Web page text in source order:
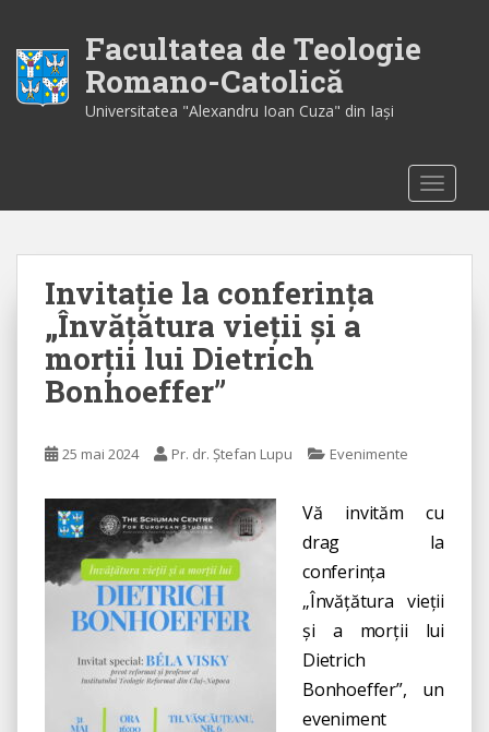
i
Facultatea de Teologie
Romano-Catolică
Universitatea "Alexandru Ioan Cuza" din Iaşi
Invitație la conferința
„Învățătura vieții și a
morții lui Dietrich
Bonhoeffer”
25 mai 2024 Pr. dr. Ștefan Lupu Evenimente
Vă invităm cu
drag la
conferința
„Învățătura vieții
și a morții lui
Dietrich
Bonhoeffer”, un
eveniment